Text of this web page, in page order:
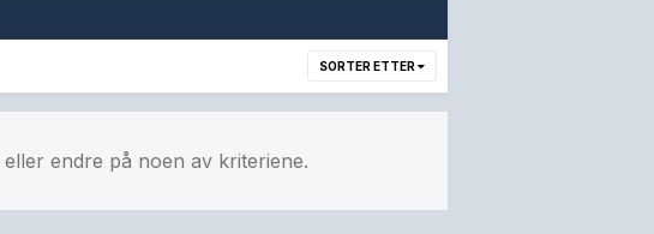
SORTER ETTER
endre på noen av kriteriene.